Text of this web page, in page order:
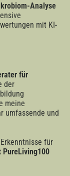
Analyse
mit KI-
für
der
meine
umfassende und
für
PureLiving100